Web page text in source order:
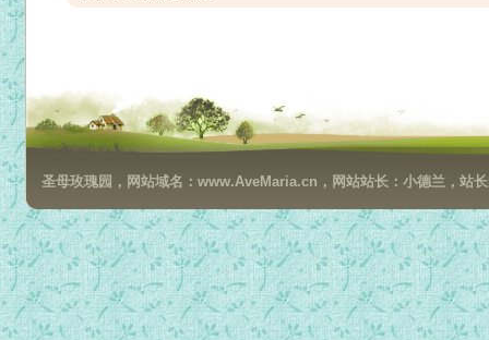
315_不论你往哪里去，我都要跟随你（圣经节录）.mp3
316_淌流的喜乐.mp3
317_你原来喜欢这样（圣经节录）.mp3
318_我的君王，我的天主.mp3
319_厄里、厄里，肋玛撒巴黑塔尼.mp3
320_求你给我再造一颗纯洁的心（圣经节录）.mp3
321_愿我的口唇只赞美你.mp3
圣母玫瑰园，网站域名：www.AveMaria.cn，网站站长：小德兰，